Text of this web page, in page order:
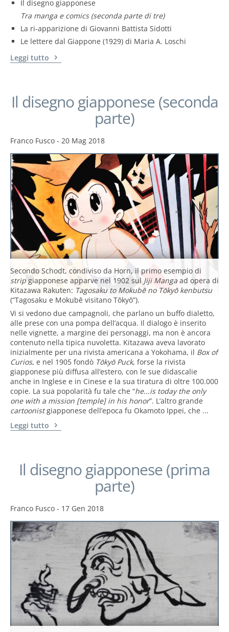
Il disegno giapponese
Tra manga e comics (seconda parte di tre)
La ri-apparizione di Giovanni Battista Sidotti
Le lettere dal Giappone (1929) di Maria A. Loschi
Leggi tutto
Il disegno giapponese (seconda
parte)
Franco Fusco - 20 Mag 2018
Secondo Schodt, condiviso da Horn, il primo esempio di
stripgiapponese apparve nel 1902 sul Jiji Manga ad opera di
Kitazawa Rakuten: Tagosaku to Mokubē no Tōkyō kenbutsu
(“Tagosaku e Mokubē visitano Tōkyō”).
Vi si vedono due campagnoli, che parlano un buffo dialetto,
alle prese con una pompa dell’acqua. Il dialogo è inserito
nelle vignette, a margine dei personaggi, ma non è ancora
contenuto nella tipica nuvoletta. Kitazawa aveva lavorato
inizialmente per una rivista americana a Yokohama, il Box of
Curios, e nel 1905 fondò Tōkyō Puck, forse la rivista
giapponese più diffusa all’estero, con le sue didascalie
anche in Inglese e in Cinese e la sua tiratura di oltre 100.000
copie. La sua popolarità fu tale che “he...is today the only
one with a mission [temple] in his honor”. L’altro grande
cartoonistgiapponese dell’epoca fu Okamoto Ippei, che ...
Leggi tutto
Il disegno giapponese (prima
parte)
Franco Fusco - 17 Gen 2018